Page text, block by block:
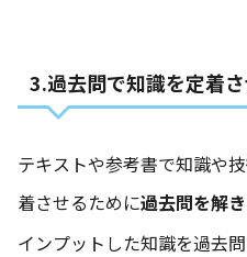
3.過去問で知識を定着
テキストや参考書で知識や
着させるために過去問を解き
インプットした知識を過去問